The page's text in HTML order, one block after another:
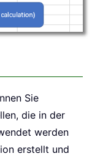
Sie
die in der
werden
erstellt und